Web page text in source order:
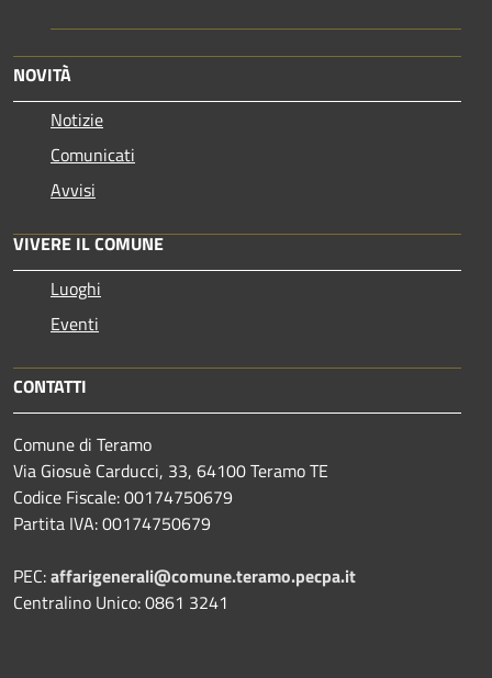
NOVITÀ
Notizie
Comunicati
Avvisi
VIVERE IL COMUNE
Luoghi
Eventi
CONTATTI
Comune di Teramo
Via Giosuè Carducci, 33, 64100 Teramo TE
Codice Fiscale: 00174750679
Partita IVA: 00174750679
PEC:affarigenerali@comune.teramo.pecpa.it
Centralino Unico: 0861 3241